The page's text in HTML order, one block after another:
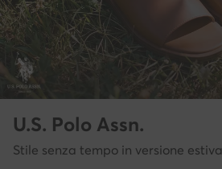
U.S. Polo Assn.
Stile senza tempo in versione estiva